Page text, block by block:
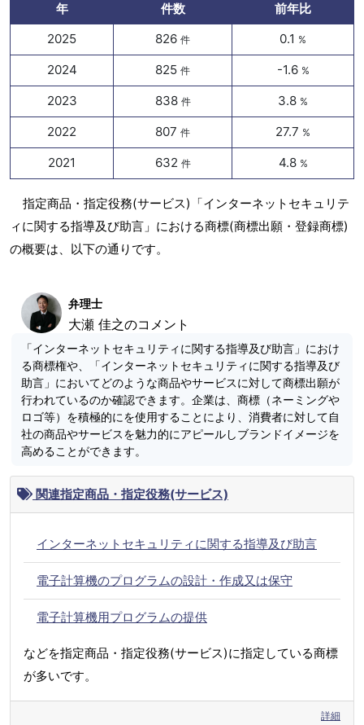
年 件数
前年比
2025
826 件 0.1 %
2024 825 件 -1.6 %
2023 838 件 3.8 %
2022 807 件 27.7 %
2021 632 件 4.8 %
指定商品・指定役務(サービス)「インターネットセキュリテ
ィに関する指導及び助言」における商標(商標出願・登録商標)
の概要は、以下の通りです。
弁理士
大瀬 佳之のコメント
「インターネットセキュリティに関する指導及び助言」におけ
る商標権や、「インターネットセキュリティに関する指導及び
助言」においてどのような商品やサービスに対して商標出願が
行われているのか確認できます。企業は、商標（ネーミングや
ロゴ等）を積極的にを使用することにより、消費者に対して自
社の商品やサービスを魅力的にアピールしブランドイメージを
高めることができます。
関連指定商品・指定役務(サービス)
インターネットセキュリティに関する指導及び助言
電子計算機のプログラムの設計・作成又は保守
電子計算機用プログラムの提供
などを指定商品・指定役務(サービス)に指定している商標
が多いです。
詳細